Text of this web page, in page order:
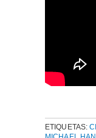
ETIQUETAS: